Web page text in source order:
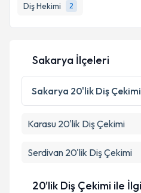
Diş Hekimi
2
Sakarya İlçeleri
Sakarya 20'lik Diş Çekimi
Karasu 20'lik Diş Çekimi
Serdivan 20'lik Diş Çekimi
20'lik Diş Çekimi ile